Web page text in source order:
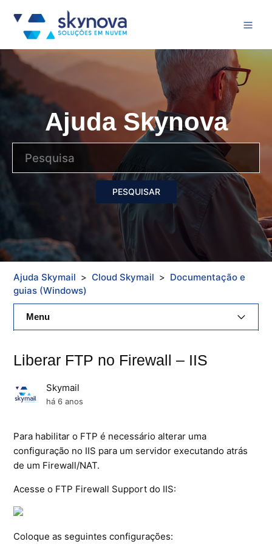
Ajuda Skynova
Ajuda Skymail Cloud Skymail
Documentação e
guias (Windows)
Menu
Hospedagem De Sites
Painel De Controle
Backup
Skybox
Microsoft 365
Liberar FTP no Firewall – IIS
Skymail
há 6 anos
Para habilitar o FTP é necessário alterar uma
configuração no IIS para um servidor executando atrás
de um Firewall/NAT.
Acesse o FTP Firewall Support do IIS:
Coloque as seguintes configurações: